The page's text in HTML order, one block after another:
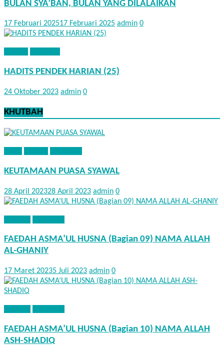
BULAN SYA’BAN, BULAN YANG DILALAIKAN
17 Februari 202517 Februari 2025 admin 0
HADITS PENDEK HARIAN (25)
24 Oktober 2023 admin 0
KHUTBAH
KEUTAMAAN PUASA SYAWAL
28 April 202328 April 2023 admin 0
FAEDAH ASMA’UL HUSNA (Bagian 09) NAMA ALLAH
AL-GHANIY
17 Maret 20235 Juli 2023 admin 0
FAEDAH ASMA’UL HUSNA (Bagian 10) NAMA ALLAH
ASH-SHADIQ